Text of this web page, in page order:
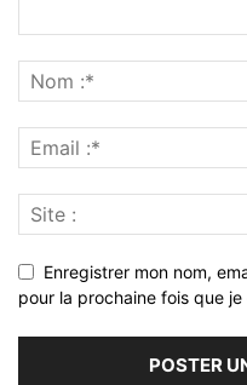
Enregistrer mon nom,
pour la prochaine fois que